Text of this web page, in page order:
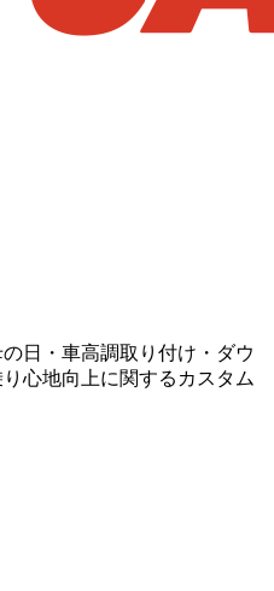
日・車高調取り付け・ダウ
心地向上に関するカスタム